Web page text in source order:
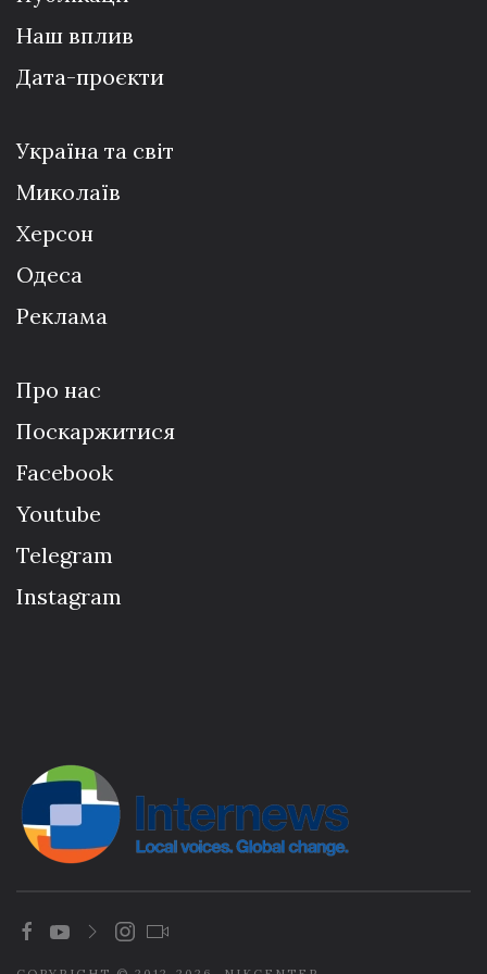
Наш вплив
Дата-проєкти
Україна та світ
Миколаїв
Херсон
Одеса
Реклама
Про нас
Поскаржитися
Facebook
Youtube
Telegram
Instagram